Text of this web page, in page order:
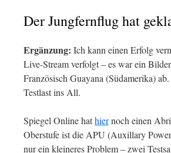
Der Jungfernflug hat
Ergänzung: Ich kann einen Erfolg
Live-Stream verfolgt – es war ein
Französisch Guayana (Südamerika)
Testlast ins All.
Spiegel Online hathiernoch einen
Oberstufe ist die APU (Auxillary
nur ein kleineres Problem – zwei